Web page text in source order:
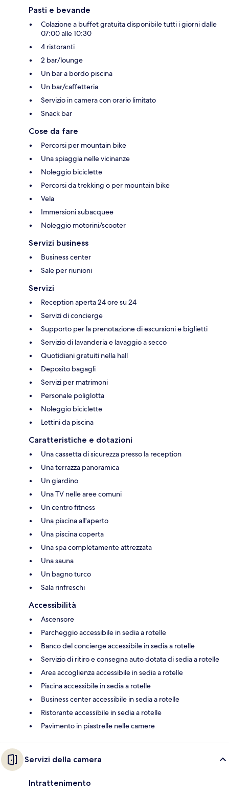
Pasti e bevande
Colazione a buffet gratuita disponibile tutti i giorni dalle
07:00 alle 10:30
4 ristoranti
2 bar/lounge
Un bar a bordo piscina
Un bar/caffetteria
Servizio in camera con orario limitato
Snack bar
Cose da fare
Percorsi per mountain bike
Una spiaggia nelle vicinanze
Noleggio biciclette
Percorsi da trekking o per mountain bike
Vela
Immersioni subacquee
Noleggio motorini/scooter
Servizi business
Business center
Sale per riunioni
Servizi
Reception aperta 24 ore su 24
Servizi di concierge
Supporto per la prenotazione di escursioni e biglietti
Servizio di lavanderia e lavaggio a secco
Quotidiani gratuiti nella hall
Deposito bagagli
Servizi per matrimoni
Personale poliglotta
Noleggio biciclette
Lettini da piscina
Caratteristiche e dotazioni
Una cassetta di sicurezza presso la reception
Una terrazza panoramica
Un giardino
Una TV nelle aree comuni
Un centro fitness
Una piscina all'aperto
Una piscina coperta
Una spa completamente attrezzata
Una sauna
Un bagno turco
Sala rinfreschi
Accessibilità
Ascensore
Parcheggio accessibile in sedia a rotelle
Banco del concierge accessibile in sedia a rotelle
Servizio di ritiro e consegna auto dotata di sedia a rotelle
Area accoglienza accessibile in sedia a rotelle
Piscina accessibile in sedia a rotelle
Business center accessibile in sedia a rotelle
Ristorante accessibile in sedia a rotelle
Pavimento in piastrelle nelle camere
Servizi della camera
Intrattenimento